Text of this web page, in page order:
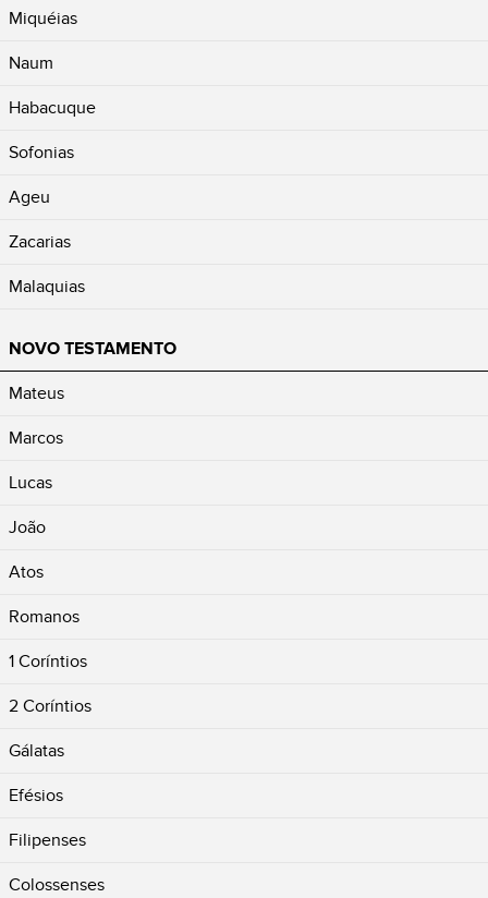
Miquéias
Naum
Habacuque
Sofonias
Ageu
Zacarias
Malaquias
NOVO TESTAMENTO
Mateus
Marcos
Lucas
João
Atos
Romanos
1 Coríntios
2 Coríntios
Gálatas
Efésios
Filipenses
Colossenses